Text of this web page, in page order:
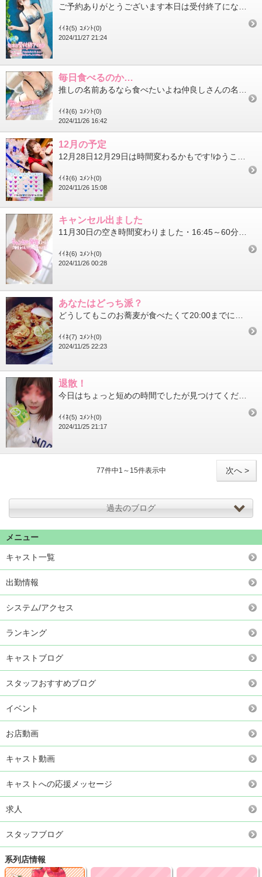
ｲｲﾈ(5) ｺﾒﾝﾄ(0)
2024/11/27 21:24
毎日食べるのか…
ｲｲﾈ(6) ｺﾒﾝﾄ(0)
2024/11/26 16:42
12月の予定
ｲｲﾈ(6) ｺﾒﾝﾄ(0)
2024/11/26 15:08
キャンセル出ました
ｲｲﾈ(6) ｺﾒﾝﾄ(0)
2024/11/26 00:28
あなたはどっち派？
ｲｲﾈ(7) ｺﾒﾝﾄ(0)
2024/11/25 22:23
退散！
ｲｲﾈ(5) ｺﾒﾝﾄ(0)
2024/11/25 21:17
次へ >
77件中1～15件表示中
過去のブログ
メニュー
キャスト一覧
出勤情報
システム/アクセス
ランキング
キャストブログ
スタッフおすすめブログ
イベント
お店動画
キャスト動画
キャストへの応援メッセージ
求人
スタッフブログ
系列店情報